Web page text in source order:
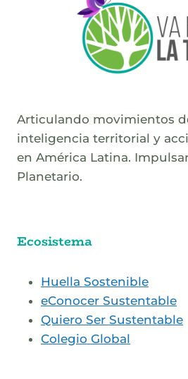
Articulando movimientos
inteligencia territorial y
en América Latina.
Planetario.
Ecosistema
Huella Sostenible
eConocer Sustentable
Quiero Ser Sustentable
Colegio Global